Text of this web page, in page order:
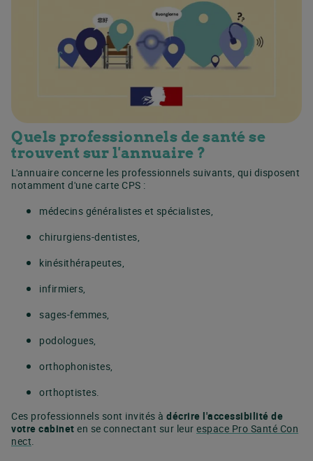
Quels professionnels de santé se
trouvent sur l'annuaire ?
L'annuaire concerne les professionnels suivants, qui disposent
notamment d'une carte CPS :
médecins généralistes et spécialistes,
chirurgiens-dentistes,
kinésithérapeutes,
infirmiers,
sages-femmes,
podologues,
orthophonistes,
orthoptistes.
Ces professionnels sont invités à décrire l'accessibilité de
votre cabinet en se connectant sur leur espace Pro Santé Con
nect.